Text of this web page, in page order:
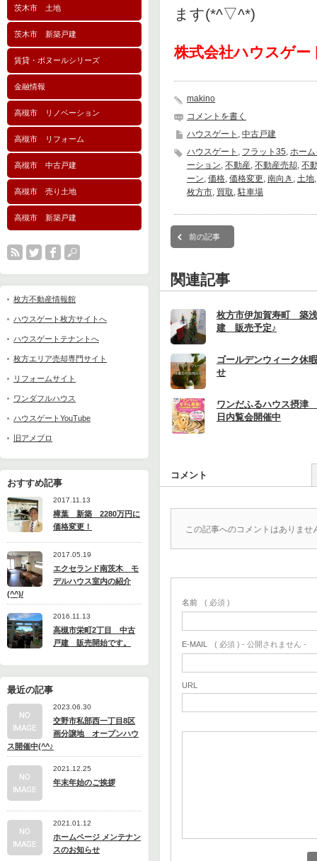
茨木市 土地
茨木市 新築戸建
賃貸・ボヌールシリーズ
金融情報
高槻市 リノベーション
高槻市 リフォーム
高槻市 中古戸建
高槻市 売り土地
高槻市 新築戸建
枚方不動産情報館
ハウスゲート枚方サイトへ
ハウスゲートテナントへ
枚方エリア売却専門サイト
リフォームサイト
ワンダフルハウス
ハウスゲートYouTube
旧アメブロ
おすすめ記事
2017.11.13
樟葉 新築 2280万円に
価格変更！
2017.05.19
エクセランド南茨木 モ
デルハウス室内の紹介
(^^)/
2016.11.13
高槻市栄町2丁目 中古
戸建 販売開始です。
最近の記事
2023.06.30
交野市私部西一丁目8区
画分譲地 オープンハウ
ス開催中(^^♪
2021.12.25
年末年始のご挨拶
2021.01.12
ホームページ メンテナン
スのお知らせ
ます(*^▽^*)
株式会社ハウスゲ
makino
コメントを書く
ハウスゲート , 中古戸建
ハウスゲート , フラット35, ホー
ーション, 不動産, 不動産売却, 不
ーン, 価格, 価格変更, 南向き , 土地
枚方市, 買取,駐車場
前の記事
関連記事
枚方市伊加賀寿町 築
建 販売予定♪
ゴールデンウィーク休
せ
ワンだふるハウス摂津
日内覧会開催中
コメント
この記事へのコメントはありませ
名前 ( 必須 )
E-MAIL ( 必須 ) - 公開されません -
URL